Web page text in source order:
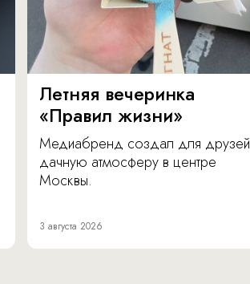
Летняя вечеринка
«Правил жизни»
Медиабренд создал для друзей
дачную атмосферу в центре
Москвы.
3 августа 2026